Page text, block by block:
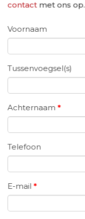
contact met ons op.
Voornaam
Tussenvoegsel(s)
Achternaam *
Telefoon
E-mail *